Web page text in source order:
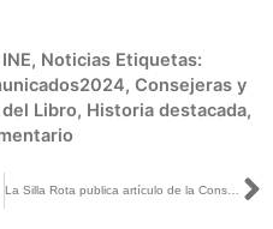
, Noticias Etiquetas:
, Consejeras y
del Libro, Historia destacada,
La Silla Rota publica artículo de la Consejera Carla Humphrey titulado: Rumbo a la igualdad sustantiva en México